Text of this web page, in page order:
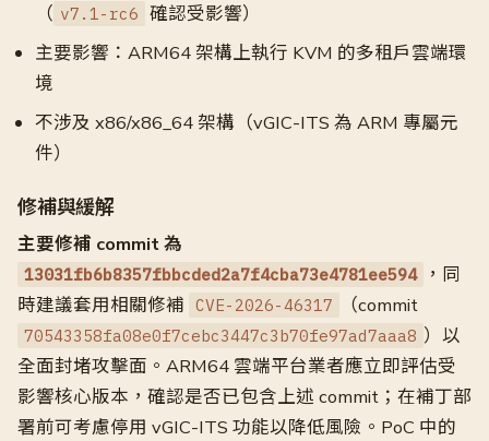
（ v7.1-rc6 確認受影響）
主要影響：ARM64 架構上執行 KVM 的多租戶雲端環
境
不涉及 x86/x86_64 架構（vGIC-ITS 為 ARM 專屬元
件）
修補與緩解
主要修補 commit 為
13031fb6b8357fbbcded2a7f4cba73e4781ee594
，同
時建議套用相關修補 CVE-2026-46317 （commit
70543358fa08e0f7cebc3447c3b70fe97ad7aaa8 ）以
全面封堵攻擊面。ARM64 雲端平台業者應立即評估受
影響核心版本，確認是否已包含上述 commit；在補丁部
署前可考慮停用 vGIC-ITS 功能以降低風險。PoC 中的